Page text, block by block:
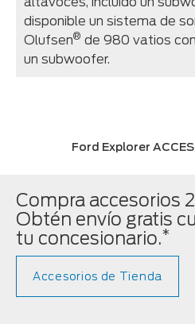
disponible un sistema de
Olufsen® de 980 vatios
un subwoofer.
Ford Explorer
Compra accesorios
Obtén envío gratis
tu concesionario.*
Accesorios de Tienda